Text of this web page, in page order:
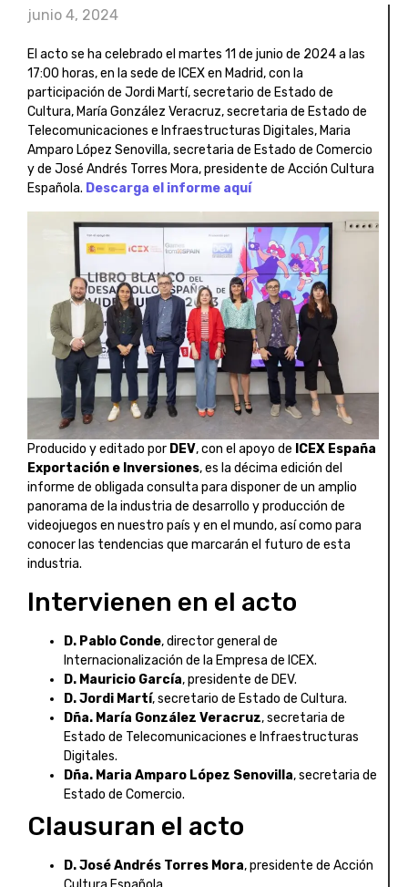
junio 4, 2024
El acto se ha celebrado el martes 11 de junio de 2024 a las
17:00 horas, en la sede de ICEX en Madrid, con la
participación de Jordi Martí, secretario de Estado de
Cultura, María González Veracruz, secretaria de Estado de
Telecomunicaciones e Infraestructuras Digitales, Maria
Amparo López Senovilla, secretaria de Estado de Comercio
y de José Andrés Torres Mora, presidente de Acción Cultura
Española. Descarga el informe aquí
Producido y editado por DEV, con el apoyo de ICEX España
Exportación e Inversiones, es la décima edición del
informe de obligada consulta para disponer de un amplio
panorama de la industria de desarrollo y producción de
videojuegos en nuestro país y en el mundo, así como para
conocer las tendencias que marcarán el futuro de esta
industria.
Intervienen en el acto
D. Pablo Conde, director general de
Internacionalización de la Empresa de ICEX.
D. Mauricio García, presidente de DEV.
D. Jordi Martí, secretario de Estado de Cultura.
Dña. María González Veracruz, secretaria de
Estado de Telecomunicaciones e Infraestructuras
Digitales.
Dña. Maria Amparo López Senovilla, secretaria de
Estado de Comercio.
Clausuran el acto
D. José Andrés Torres Mora, presidente de Acción